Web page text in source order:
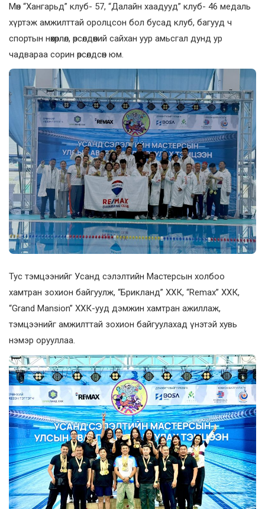
Мөн “Хангарьд” клуб- 57, “Далайн хаадууд” клуб- 46 медаль
хүртэж амжилттай оролцсон бол бусад клуб, багууд ч
спортын нөхөрлөл, өрсөлдөөний сайхан уур амьсгал дунд ур
чадвараа сорин өрсөлдсөн юм.
Тус тэмцээнийг Усанд сэлэлтийн Мастерсын холбоо
хамтран зохион байгуулж, “Брикланд” ХХК, “Remax” ХХК,
“Grand Mansion” ХХК-ууд дэмжин хамтран ажиллаж,
тэмцээнийг амжилттай зохион байгуулахад үнэтэй хувь
нэмэр орууллаа.